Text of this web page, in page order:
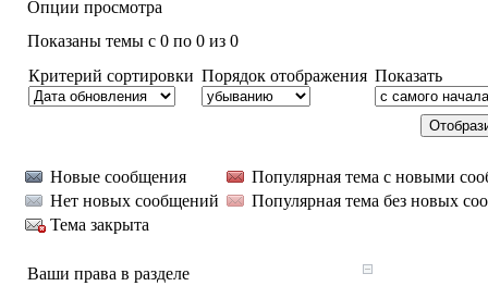
Опции просмотра
Показаны темы с 0 по 0 из 0
Критерий сортировки Порядок отображения Показать
Новые сообщения
Популярная тема с новыми
Нет новых сообщений
Популярная тема без новых
Тема закрыта
Ваши права в разделе